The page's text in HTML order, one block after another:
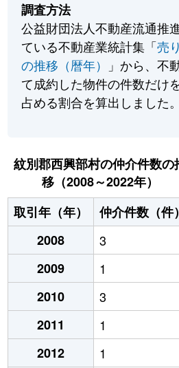
調査方法
公益財団法人不動産流通推
ている不動産業統計集「売
の推移（暦年）
」から、不
て成約した物件の件数だけ
占める割合を算出しました。
紋別郡西興部村の仲介件数の
移（2008～2022年）
取引年（年）
仲介件数（件）
2008
3
2009
1
2010
3
2011
1
2012
1